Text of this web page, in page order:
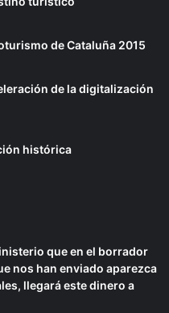
de Cataluña 2015
de la digitalización
histórica
que en el borrador
nos han enviado aparezca
llegará este dinero a